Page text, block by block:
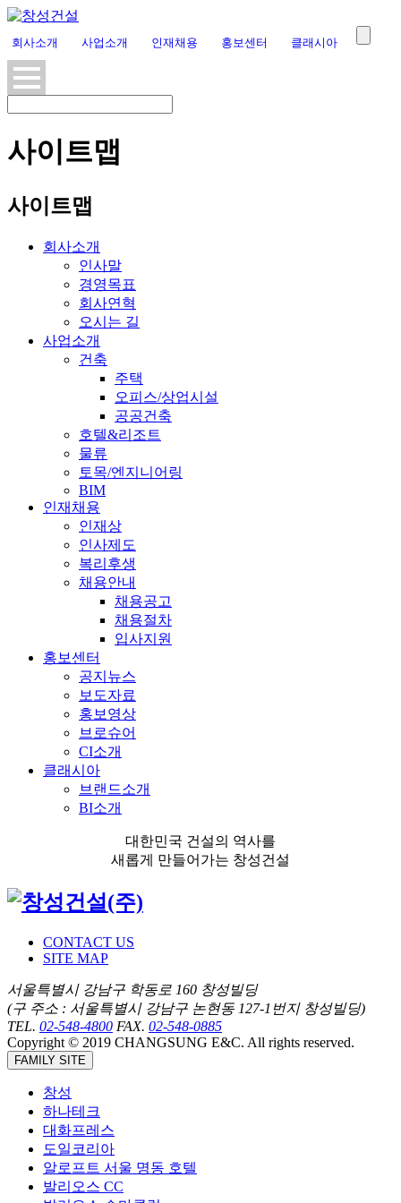
회사소개 사업소개 인재채용 홍보센터 클래시아
사이트맵
사이트맵
회사소개
인사말
경영목표
회사연혁
오시는 길
사업소개
건축
주택
오피스/상업시설
공공건축
호텔&리조트
물류
토목/엔지니어링
BIM
인재채용
인재상
인사제도
복리후생
채용안내
채용공고
채용절차
입사지원
홍보센터
공지뉴스
보도자료
홍보영상
브로슈어
CI소개
클래시아
브랜드소개
BI소개
대한민국 건설의 역사를
새롭게 만들어가는 창성건설
CONTACT US
SITE MAP
서울특별시 강남구 학동로 160 창성빌딩
(구 주소 : 서울특별시 강남구 논현동 127-1번지 창성빌딩)
TEL. 02-548-4800 FAX. 02-548-0885
Copyright © 2019 CHANGSUNG E&C. All rights reserved.
FAMILY SITE
창성
하나테크
대화프레스
도일코리아
알로프트 서울 명동 호텔
발리오스 CC